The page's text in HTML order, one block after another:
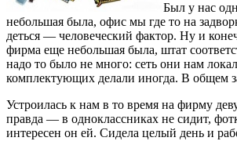
Был у нас
небольшая была, офис мы где то на
деться — человеческий фактор. Ну и
фирма еще небольшая была, штат
надо то было не много: сеть они нам
комплектующих делали иногда. В общем
Устроилась к нам в то время на фирму
правда — в одноклассниках не сидит,
интересен он ей. Сидела целый день и